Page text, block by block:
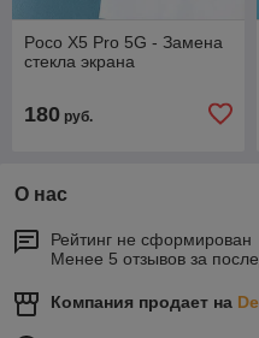
Poco X5 Pro 5G - Замена
стекла экрана
180 руб.
О нас
Рейтинг не сформирован
Менее 5 отзывов за
Компания продает на